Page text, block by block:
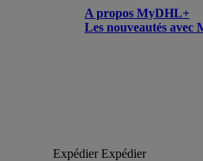
A propos MyDHL+
Les nouveautés avec
ExpédierExpédier